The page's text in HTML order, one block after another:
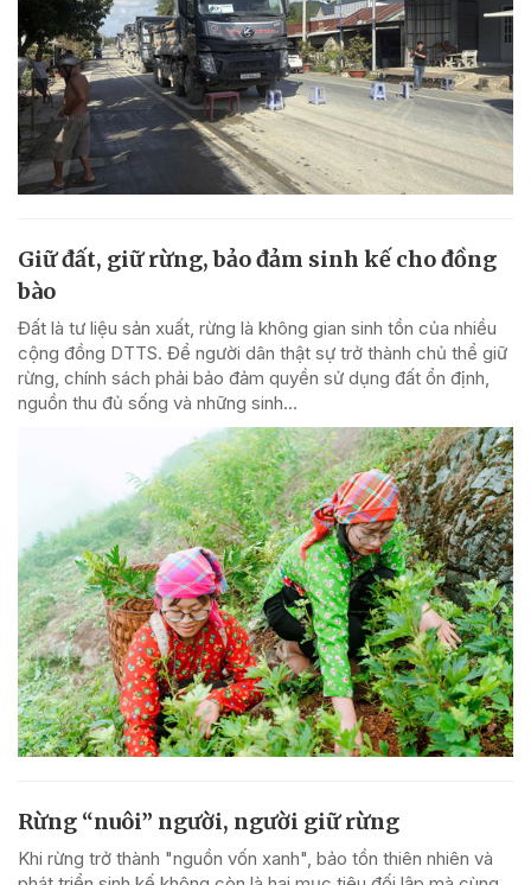
Giữ đất, giữ rừng, bảo đảm sinh kế cho đồng
bào
Đất là tư liệu sản xuất, rừng là không gian sinh tồn của nhiều
cộng đồng DTTS. Để người dân thật sự trở thành chủ thể giữ
rừng, chính sách phải bảo đảm quyền sử dụng đất ổn định,
nguồn thu đủ sống và những sinh...
Rừng “nuôi” người, người giữ rừng
Khi rừng trở thành "nguồn vốn xanh", bảo tồn thiên nhiên và